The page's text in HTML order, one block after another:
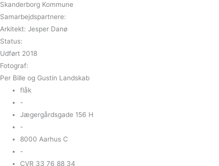
Skanderborg Kommune
Samarbejdspartnere:
Arkitekt: Jesper Danø
Status:
Udført 2018
Fotograf:
Per Bille og Gustin Landskab
flåk
-
Jægergårdsgade 156 H
-
8000 Aarhus C
-
CVR 33 76 88 34